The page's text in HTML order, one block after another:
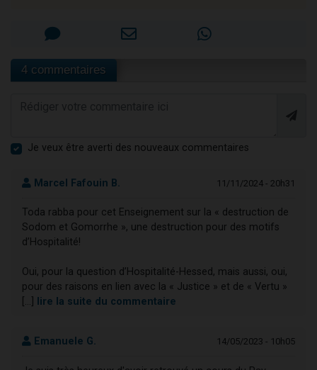
4 commentaires
Je veux être averti des nouveaux commentaires
Marcel Fafouin B. 11/11/2024 - 20h31
Toda rabba pour cet Enseignement sur la « destruction de
Sodom et Gomorrhe », une destruction pour des motifs
d’Hospitalité!
Oui, pour la question d’Hospitalité-Hessed, mais aussi, oui,
pour des raisons en lien avec la « Justice » et de « Vertu »
[...]
lire la suite du commentaire
Emanuele G. 14/05/2023 - 10h05